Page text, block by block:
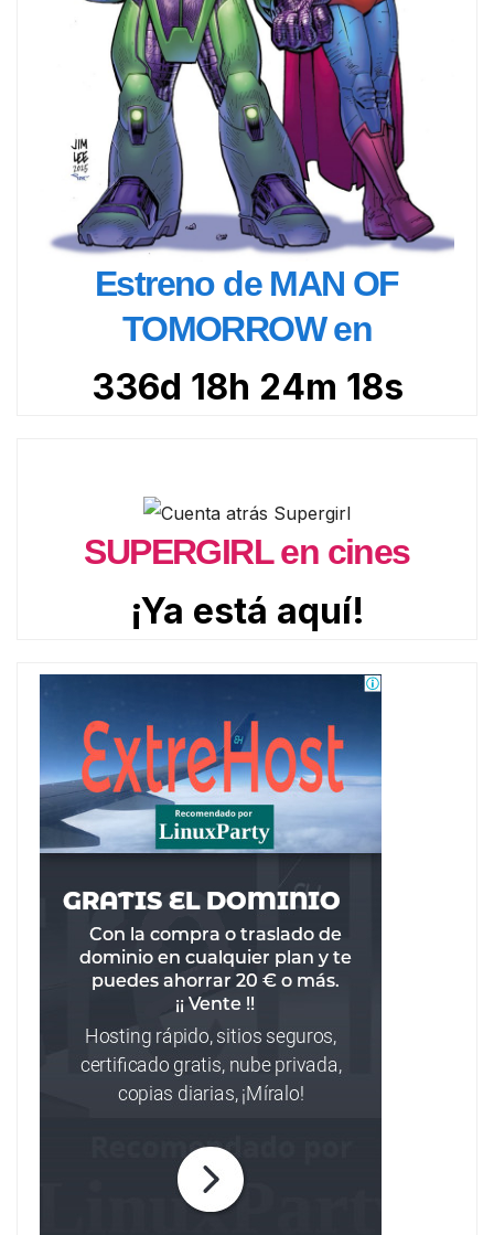
Estreno de MAN OF
TOMORROW en
336d 18h 24m 16s
SUPERGIRL en cines
¡Ya está aquí!